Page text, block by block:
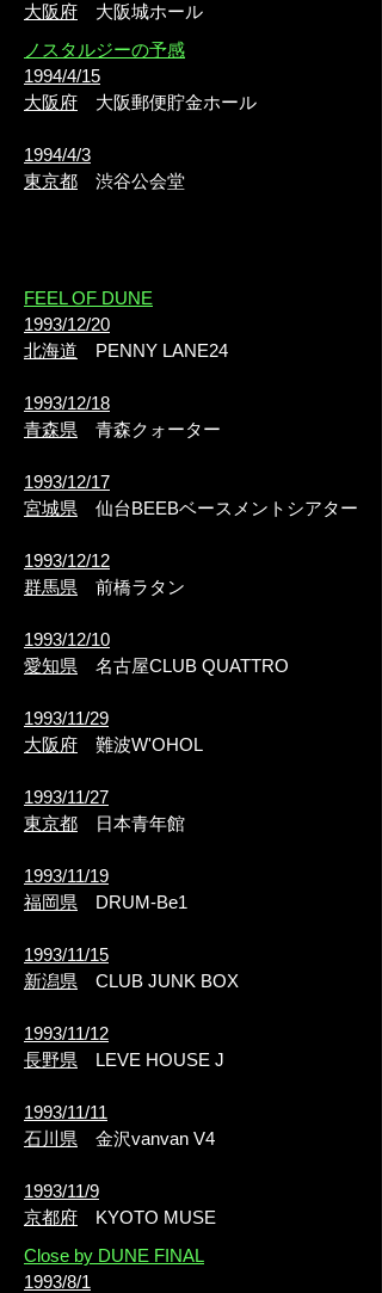
大阪府 大阪城ホール
ノスタルジーの予感
1994/4/15
大阪府 大阪郵便貯金ホール
1994/4/3
東京都 渋谷公会堂
FEEL OF DUNE
1993/12/20
北海道 PENNY LANE24
1993/12/18
青森県 青森クォーター
1993/12/17
宮城県 仙台BEEBベースメントシアター
1993/12/12
群馬県 前橋ラタン
1993/12/10
愛知県 名古屋CLUB QUATTRO
1993/11/29
大阪府 難波W'OHOL
1993/11/27
東京都 日本青年館
1993/11/19
福岡県 DRUM-Be1
1993/11/15
新潟県 CLUB JUNK BOX
1993/11/12
長野県 LEVE HOUSE J
1993/11/11
石川県 金沢vanvan V4
1993/11/9
京都府 KYOTO MUSE
Close by DUNE FINAL
1993/8/1